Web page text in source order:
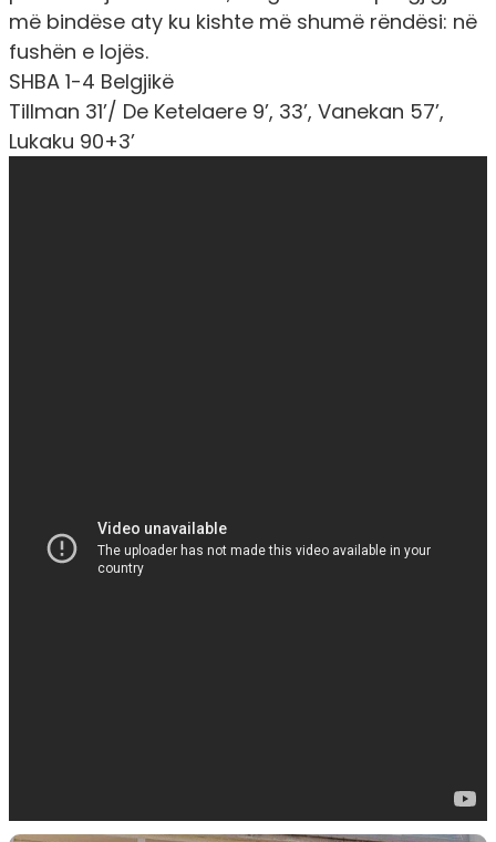
më bindëse aty ku kishte më shumë rëndësi: në
fushën e lojës.
SHBA 1-4 Belgjikë
Tillman 31’/ De Ketelaere 9’, 33’, Vanekan 57’,
Lukaku 90+3’